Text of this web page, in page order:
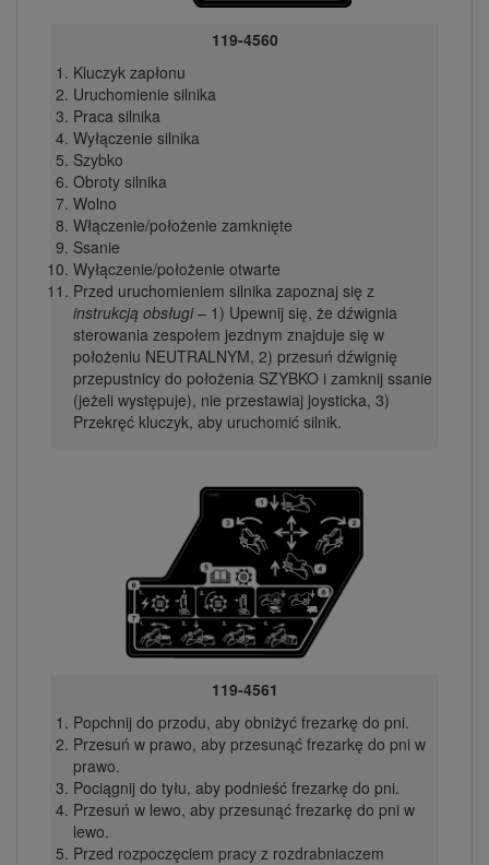
119-4560
Kluczyk zapłonu
Uruchomienie silnika
Praca silnika
Wyłączenie silnika
Szybko
Obroty silnika
Wolno
Włączenie/położenie zamknięte
Ssanie
Wyłączenie/położenie otwarte
Przed uruchomieniem silnika zapoznaj się z
instrukcją obsługi– 1) Upewnij się, że dźwignia
sterowania zespołem jezdnym znajduje się w
położeniu NEUTRALNYM, 2) przesuń dźwignię
przepustnicy do położenia SZYBKO i zamknij ssanie
(jeżeli występuje), nie przestawiaj joysticka, 3)
Przekręć kluczyk, aby uruchomić silnik.
119-4561
Popchnij do przodu, aby obniżyć frezarkę do pni.
Przesuń w prawo, aby przesunąć frezarkę do pni w
prawo.
Pociągnij do tyłu, aby podnieść frezarkę do pni.
Przesuń w lewo, aby przesunąć frezarkę do pni w
lewo.
Przed rozpoczęciem pracy z rozdrabniaczem